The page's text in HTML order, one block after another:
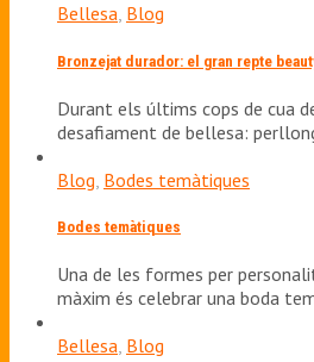
Bellesa, Blog
Bronzejat durador: el gran repte
Durant els últims cops de cua
desafiament de bellesa:
Blog Bodes temàtiques
Bodes temàtiques
Una de les formes per
màxim és celebrar una boda
Bellesa, Blog